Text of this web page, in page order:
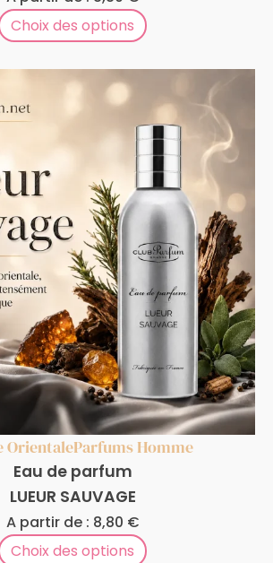
Choix des options
OrientaleParfums Homme
Eau de parfum
LUEUR SAUVAGE
A partir de : 8,80 €
Choix des options